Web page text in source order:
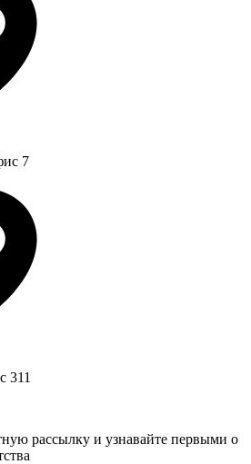
7
311
рассылку и узнавайте первыми о